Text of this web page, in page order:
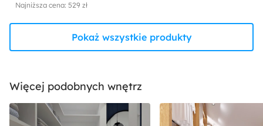
Najniższa cena: 529 zł
Pokaż wszystkie produkty
Więcej podobnych wnętrz